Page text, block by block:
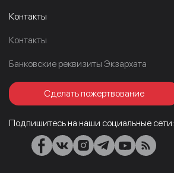
Контакты
Контакты
Банковские реквизиты Экзархата
Сделать пожертвование
Подпишитесь на наши социальные сети: